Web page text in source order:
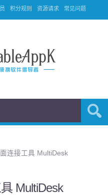
积分规则 资源请求 常见问题
连接工具 MultiDesk
MultiDesk